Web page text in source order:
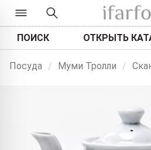
ПОИСК ОТКРЫТЬ
Посуда / Муми Тролли /